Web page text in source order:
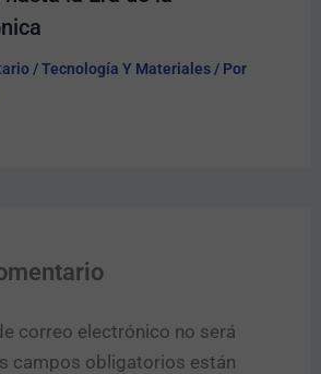
/Tecnología Y Materiales/ Por
correo electrónico no será
campos obligatorios están